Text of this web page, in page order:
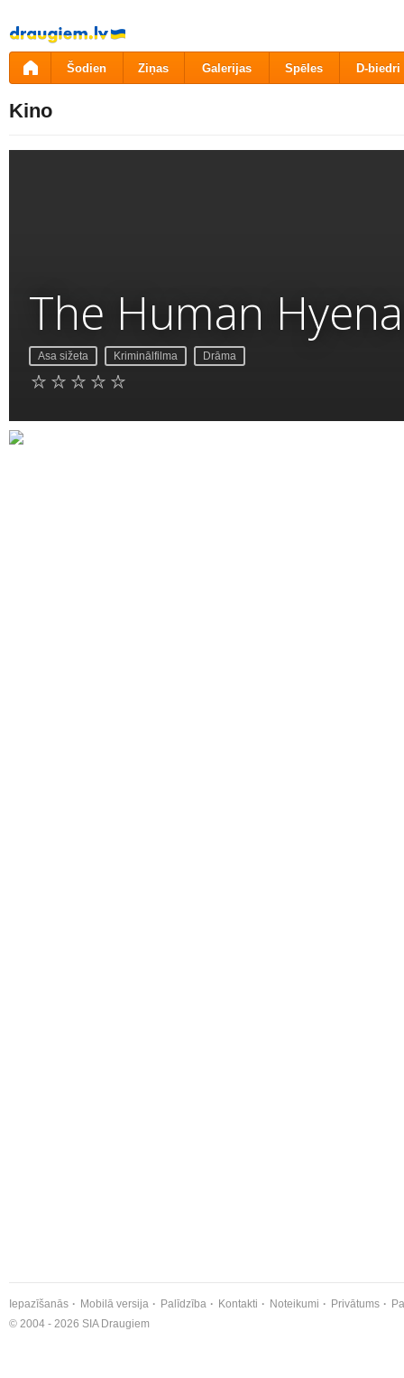
Pāriet
uz
saturu
Šodien Ziņas Galerijas Spēles D-biedri
Kino
The Human Hyena
Asa sižeta Kriminālfilma Drāma
Iepazīšanās Mobilā versija Palīdzība Kontakti Noteikumi Privātums
© 2004 - 2026 SIA Draugiem